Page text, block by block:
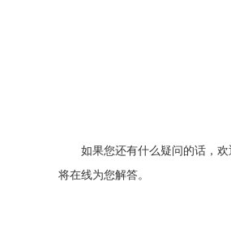
如果您还有什么疑问的话，
将在线为您解答。